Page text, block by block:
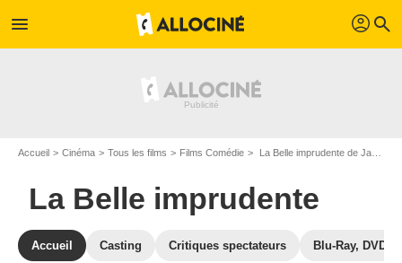
menu profil search
Accueil Cinéma Tous les films Films Comédie La Belle imprudente de Jack Conway
La Belle imprudente
Accueil Casting Critiques spectateurs Blu-Ray, DVD